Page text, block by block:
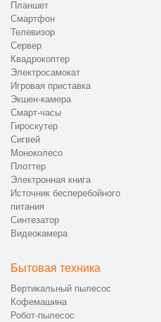
Планшет
Смартфон
Телевизор
Сервер
Квадрокоптер
Электросамокат
Игровая приставка
Экшен-камера
Смарт-часы
Гироскутер
Сигвей
Моноколесо
Плоттер
Электронная книга
Источник бесперебойного
питания
Синтезатор
Видеокамера
Бытовая техника
Вертикальный пылесос
Кофемашина
Робот-пылесос